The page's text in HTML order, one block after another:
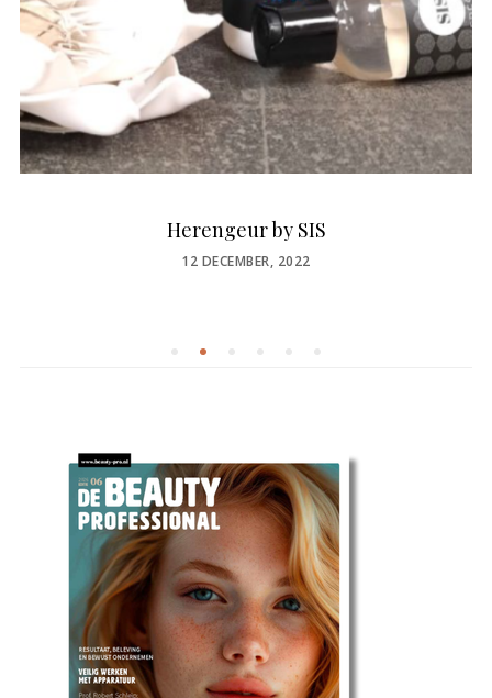
Herengeur by SIS
POSTED
12 DECEMBER, 2022